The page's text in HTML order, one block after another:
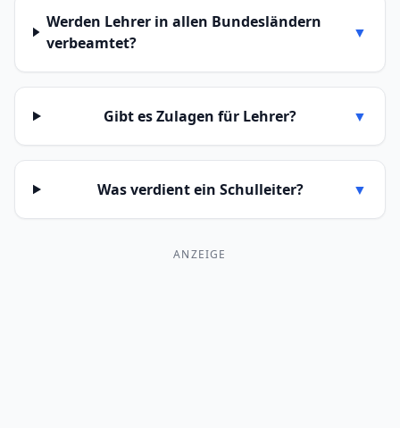
Werden Lehrer in allen Bundesländern
verbeamtet?
▼
Gibt es Zulagen für Lehrer? ▼
Was verdient ein Schulleiter? ▼
ANZEIGE